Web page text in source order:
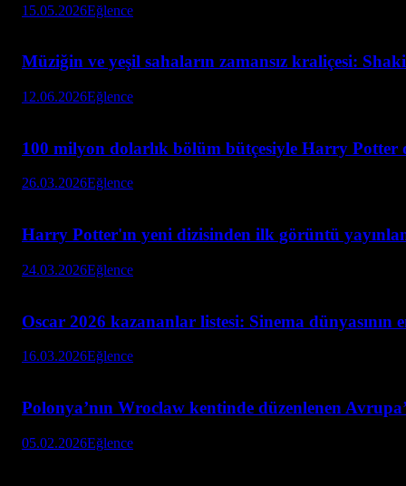
15.05.2026Eğlence
Müziğin ve yeşil sahaların zamansız kraliçesi:
12.06.2026Eğlence
100 milyon dolarlık bölüm bütçesiyle Harry
26.03.2026Eğlence
Harry Potter'ın yeni dizisinden ilk görüntü
24.03.2026Eğlence
Oscar 2026 kazananlar listesi: Sinema dünyasının
16.03.2026Eğlence
Polonya’nın Wroclaw kentinde düzenlenen
05.02.2026Eğlence